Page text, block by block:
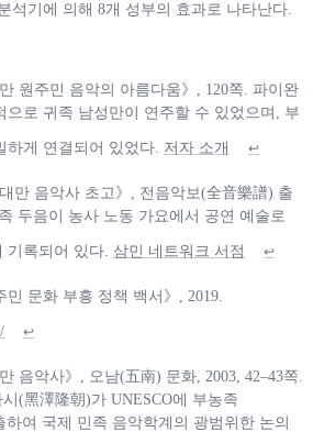
석기에 의해 8개 성부의 효과로 나타난다.
원주민 음악의 아름다움》, 120쪽. 파이완
으로 귀족 남성만이 연주할 수 있었으며, 부
하게 연결되어 있었다. 저자 소개 ↩
만 음악사 초고》, 전음악보(全音樂譜) 출
두음이 농사 노동 가요에서 공연 예술로
기록되어 있다. 삼민 네트워크 서점 ↩
민 문화 부흥 정책 백서》, 2019.
↩
음악사》, 오남(五南) 문화, 2003, 42–43쪽.
(黑澤隆朝)가 UNESCO에 부농족
하여 국제 민족 음악학계의 광범위한 논의